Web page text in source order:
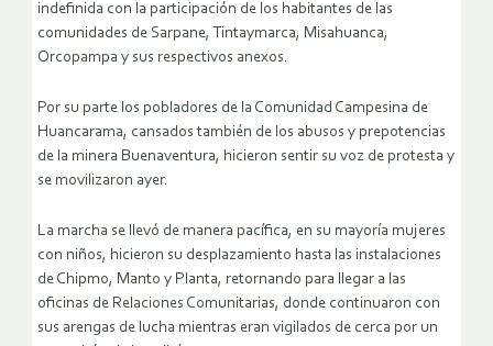
indefinida con la participación de los habitantes de las
comunidades de Sarpane, Tintaymarca, Misahuanca,
Orcopampa y sus respectivos anexos.
Por su parte los pobladores de la Comunidad Campesina de
Huancarama, cansados también de los abusos y prepotencias
de la minera Buenaventura, hicieron sentir su voz de protesta y
se movilizaron ayer.
La marcha se llevó de manera pacífica, en su mayoría mujeres
con niños, hicieron su desplazamiento hasta las instalaciones
de Chipmo, Manto y Planta, retornando para llegar a las
oficinas de Relaciones Comunitarias, donde continuaron con
sus arengas de lucha mientras eran vigilados de cerca por un